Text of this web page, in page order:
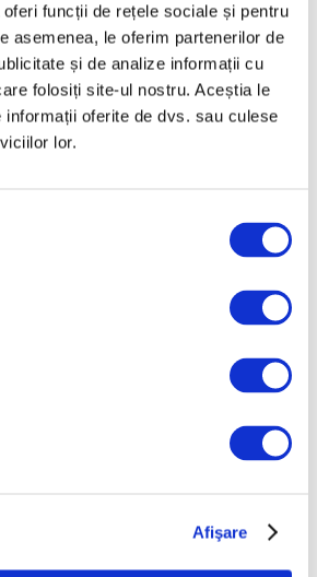
funcții de rețele sociale și pentru
asemenea, le oferim partenerilor de
și de analize informații cu
folosiți site-ul nostru. Aceștia le
informații oferite de dvs. sau culese
lor.
Afişare
și psihologia
arhitecturale
artiști, în anuala de artă
Restaurarea coifului de
la Coțofenești începe în